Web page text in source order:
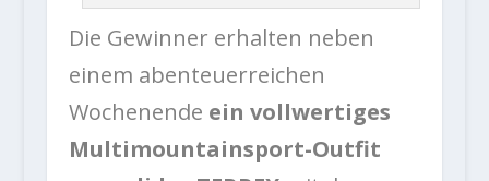
Die Gewinner erhalten neben
einem abenteuerreichen
Wochenende ein vollwertiges
Multimountainsport-Outfit